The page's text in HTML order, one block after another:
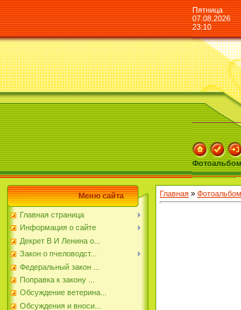
Пятница
07.08.2026
23:10
Меню сайта
Главная страница
Информация о сайте
Декрет В И Ленина о...
Закон о пчеловодст...
Федеральный закон ...
Поправка к закону ...
Обсуждение ветерина...
Обсуждения и вноси...
Главная » Фотоальбом